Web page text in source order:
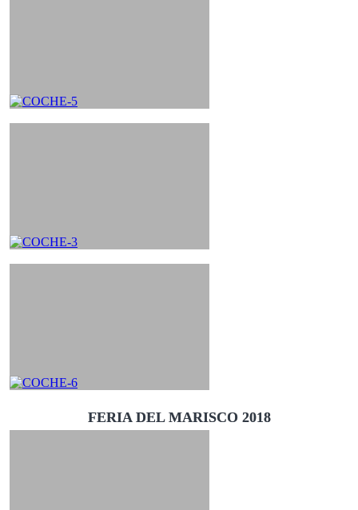
FERIA DEL MARISCO 2018